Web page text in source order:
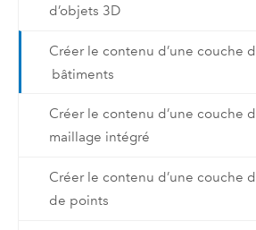
d’objets 3D
Créer le contenu d’une couche
bâtiments
Créer le contenu d’une couche
maillage intégré
Créer le contenu d’une couche
de points